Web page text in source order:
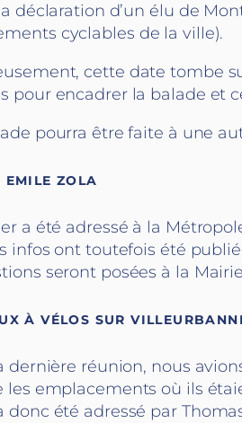
déclaration d’un élu de
cyclables de la ville).
cette date tombe
pour encadrer la balade et
pourra être faite à une
EMILE ZOLA
a été adressé à la
infos ont toutefois été
seront posées à la
À VÉLOS SUR
dernière réunion, nous
les emplacements où ils
donc été adressé par